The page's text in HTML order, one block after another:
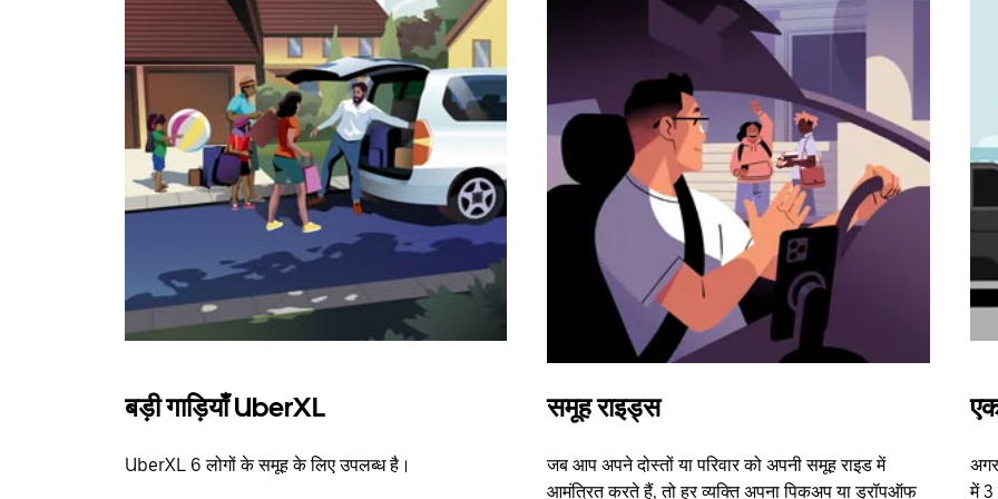
बड़ी गाड़ियाँ UberXL
UberXL 6 लोगों के समूह के लिए उपलब्ध है।
समूह राइड्स
जब आप अपने दोस्तों या परिवार को अपनी समूह राइड में
आमंत्रित करते हैं, तो हर व्यक्ति अपना पिकअप या ड्रॉपऑफ
में 3